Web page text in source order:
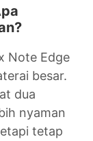
Note Edge
besar.
dua
nyaman
tetap